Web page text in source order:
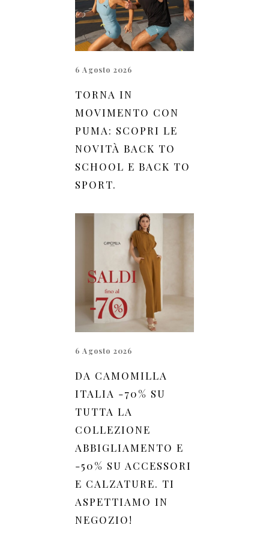
6 Agosto 2026
TORNA IN
MOVIMENTO CON
PUMA: SCOPRI LE
NOVITÀ BACK TO
SCHOOL E BACK TO
SPORT.
6 Agosto 2026
DA CAMOMILLA
ITALIA -70% SU
TUTTA LA
COLLEZIONE
ABBIGLIAMENTO E
-50% SU ACCESSORI
E CALZATURE. TI
ASPETTIAMO IN
NEGOZIO!